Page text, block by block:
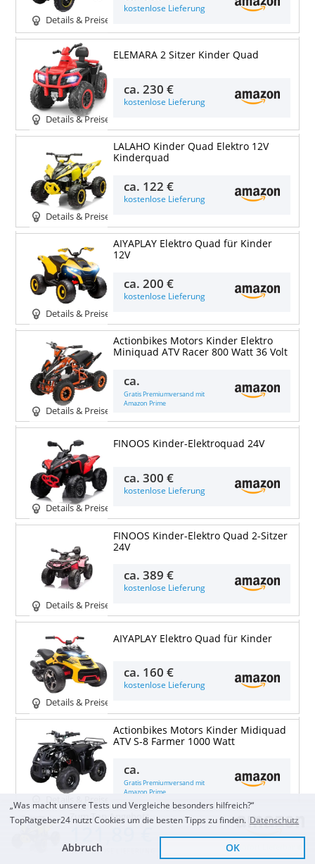
Zum Top Angebot
KOSTENLOSE LIEFERUNG Sofort Lieferbar
Details & Preise
kostenlose Lieferung
Details & Preise
ELEMARA 2 Sitzer Kinder Quad
ca.230 €
kostenlose Lieferung
Details & Preise
LALAHO Kinder Quad Elektro 12V
Kinderquad
ca. 122 €
kostenlose Lieferung
Details & Preise
AIYAPLAY Elektro Quad für Kinder
12V
ca.200 €
kostenlose Lieferung
Details & Preise
Actionbikes Motors Kinder Elektro
Miniquad ATV Racer 800 Watt 36 Volt
ca.
Gratis Premiumversand mit
Amazon Prime
Details & Preise
FINOOS Kinder-Elektroquad 24V
ca.300 €
kostenlose Lieferung
Details & Preise
FINOOS Kinder-Elektro Quad 2-Sitzer
24V
ca.389 €
kostenlose Lieferung
Details & Preise
AIYAPLAY Elektro Quad für Kinder
ca. 160 €
kostenlose Lieferung
Details & Preise
Actionbikes Motors Kinder Midiquad
ATV S-8 Farmer 1000 Watt
ca.
Gratis Premiumversand mit
Amazon Prime
Actionbikes Motors Kinder Elektro
Miniquad Reneblade 1000 Watt
„Was macht unsere Tests und Vergleiche besonders hilfreich?“
TopRatgeber24 nutzt Cookies um die besten Tipps zu finden. Datenschutz
Abbruch OK